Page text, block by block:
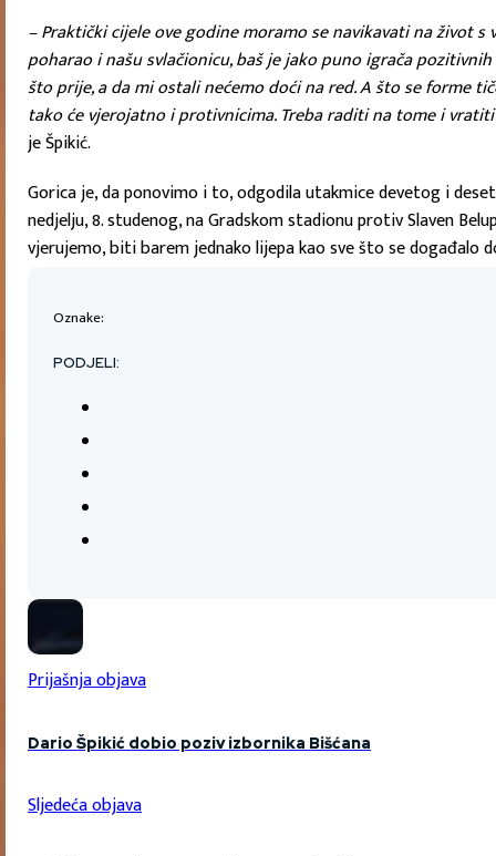
– Praktički cijele ove godine moramo se navikavati na život
poharao i našu svlačionicu, baš je jako puno igrača
što prije, a da mi ostali nećemo doći na red. A što se forme
tako će vjerojatno i protivnicima. Treba raditi na tome i
je Špikić.
Gorica je, da ponovimo i to, odgodila utakmice devetog i
nedjelju, 8. studenog, na Gradskom stadionu protiv Slaven
vjerujemo, biti barem jednako lijepa kao sve što se događalo
Oznake:
PODJELI:
Prijašnja objava
Dario Špikić dobio poziv izbornika Bišćana
Sljedeća objava